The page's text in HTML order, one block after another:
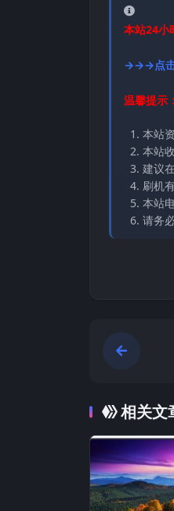
本站24小
→→→点
温馨提示：
本站
本站
建议
刷机
本站
请务
相关文